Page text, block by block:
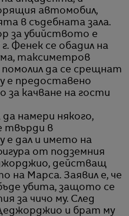
автомобил,
в съдебната зала.
за убийството е
Фенек се обадил на
таксиметров
помолил да се срещнат
е предоставено
за качване на гости
да намери някого,
твърди в
е дал и името на
от подземния
действащ
на Марса. Заявил е, че
убита, защото се
за чичо му. След
и брат му